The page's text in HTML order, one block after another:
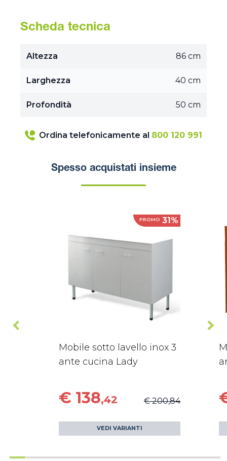
Scheda tecnica
Altezza 86 cm
Larghezza 40 cm
Profondità 50 cm
Ordina telefonicamente al 800 120 991
Spesso acquistati insieme
PROMO 31%
Mobile sotto lavello inox 3
ante cucina Lady
€ 138,42 € 200,84
VEDI VARIANTI